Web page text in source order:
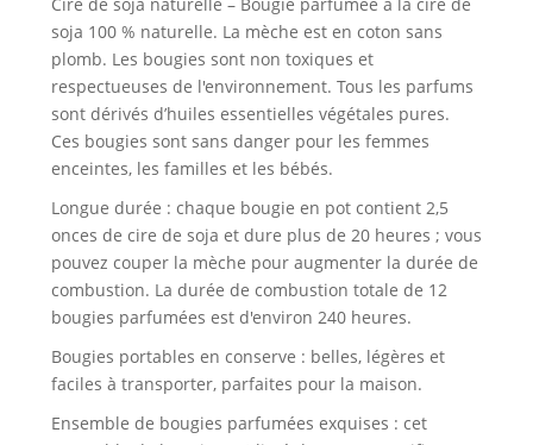
soja 100 % naturelle. La mèche est en coton sans
plomb. Les bougies sont non toxiques et
respectueuses de l'environnement. Tous les parfums
sont dérivés d’huiles essentielles végétales pures.
Ces bougies sont sans danger pour les femmes
enceintes, les familles et les bébés.
Longue durée : chaque bougie en pot contient 2,5
onces de cire de soja et dure plus de 20 heures ; vous
pouvez couper la mèche pour augmenter la durée de
combustion. La durée de combustion totale de 12
bougies parfumées est d'environ 240 heures.
Bougies portables en conserve : belles, légères et
faciles à transporter, parfaites pour la maison.
Ensemble de bougies parfumées exquises : cet